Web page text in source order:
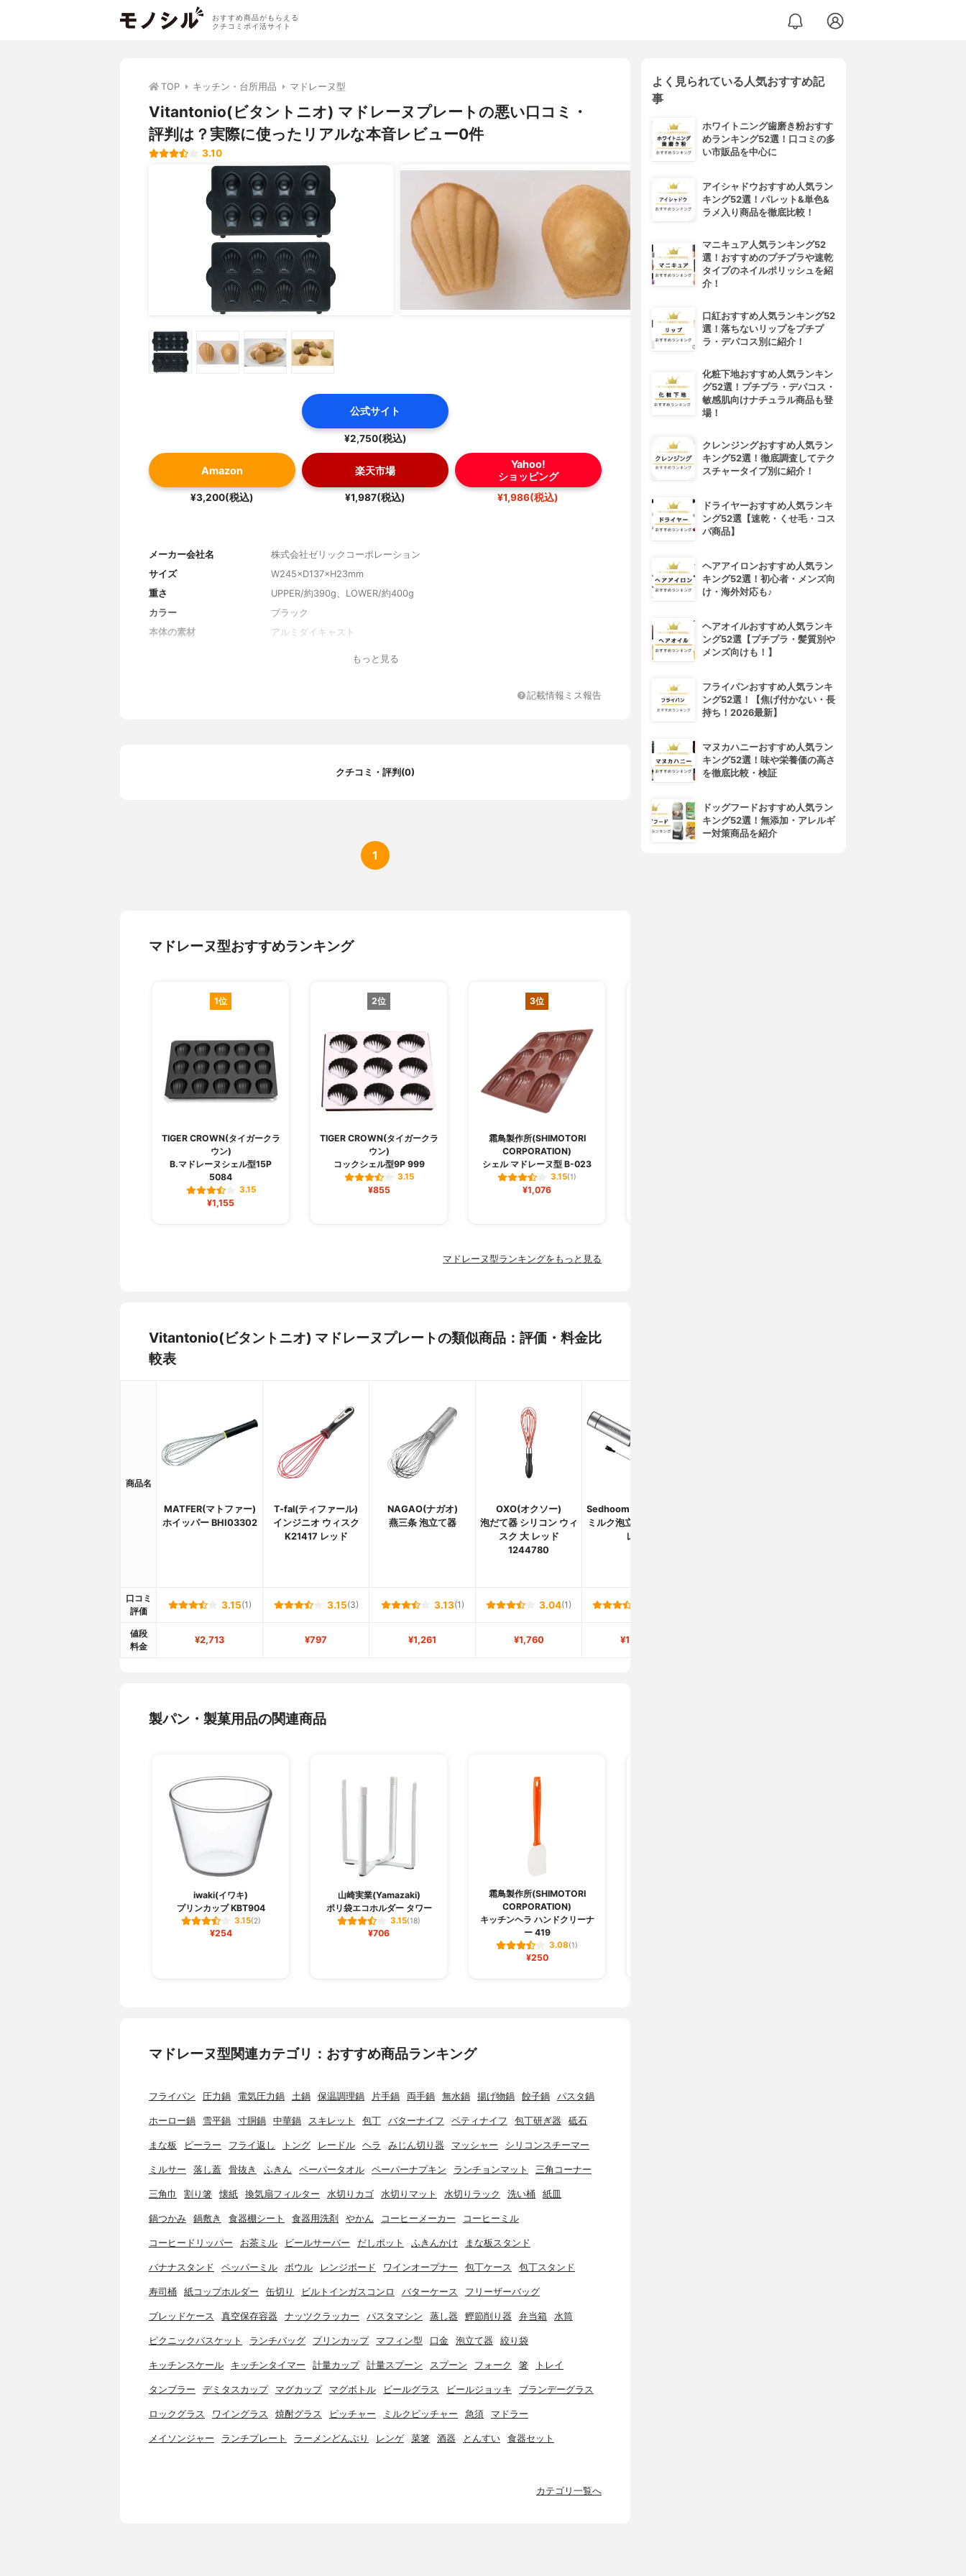
おすすめ商品がもらえる
クチコミポイ活サイト
TOP キッチン・台所用品 マドレーヌ型
Vitantonio(ビタントニオ) マドレーヌプレートの悪い口コミ・
評判は？実際に使ったリアルな本音レビュー0件
3.10
公式サイト
¥2,750(税込)
Amazon
¥3,200(税込)
楽天市場
¥1,987(税込)
Yahoo!
ショッピング
¥1,986(税込)
メーカー会社名
株式会社ゼリックコーポレーション
サイズ
W245×D137×H23mm
重さ
UPPER/約390g、LOWER/約400g
カラー
ブラック
本体の素材
アルミダイキャスト
もっと見る
記載情報ミス報告
クチコミ・評判(0)
1
マドレーヌ型おすすめランキング
1位
TIGER CROWN(タイガークラ
ウン)
B.マドレーヌシェル型15P
5084
3.15
¥1,155
2位
TIGER CROWN(タイガークラ
ウン)
コックシェル型9P 999
3.15
¥855
3位
霜鳥製作所(SHIMOTORI
CORPORATION)
シェル マドレーヌ型 B-023
3.15(1)
¥1,076
マドレーヌ型ランキングをもっと見る
Vitantonio(ビタントニオ) マドレーヌプレートの類似商品：評価・料金比
較表
商品名
MATFER(マトファー)
ホイッパー BHI03302
T-fal(ティファール)
インジニオ ウィスク
K21417 レッド
NAGAO(ナガオ)
燕三条 泡立て器
OXO(オクソー)
泡だて器 シリコン ウィ
スク 大 レッド
1244780
Sedhoom(セドゥーム)
ミルク泡立て器 ステン
レス
口コミ
評価
3.15(1) 3.15(3) 3.13(1) 3.04(1)
値段
料金
¥2,713 ¥797 ¥1,261 ¥1,760 ¥1,499
製パン・製菓用品の関連商品
iwaki(イワキ)
プリンカップ KBT904
3.15(2)
¥254
山崎実業(Yamazaki)
ポリ袋エコホルダー タワー
3.15(18)
¥706
霜鳥製作所(SHIMOTORI
CORPORATION)
キッチンヘラ ハンドクリーナ
ー 419
3.08(1)
¥250
マドレーヌ型関連カテゴリ：おすすめ商品ランキング
フライパン 圧力鍋 電気圧力鍋 土鍋 保温調理鍋 片手鍋 両手鍋 無水鍋 揚げ物鍋 餃子鍋 パスタ鍋
ホーロー鍋 雪平鍋 寸胴鍋 中華鍋 スキレット 包丁 バターナイフ ペティナイフ 包丁研ぎ器 砥石
まな板 ピーラー フライ返し トング レードル ヘラ みじん切り器 マッシャー シリコンスチーマー
ミルサー 落し蓋 骨抜き ふきん ペーパータオル ペーパーナプキン ランチョンマット 三角コーナー
三角巾 割り箸 懐紙 換気扇フィルター 水切りカゴ 水切りマット 水切りラック 洗い桶 紙皿
鍋つかみ 鍋敷き 食器棚シート 食器用洗剤 やかん コーヒーメーカー コーヒーミル
コーヒードリッパー お茶ミル ビールサーバー だしポット ふきんかけ まな板スタンド
バナナスタンド ペッパーミル ボウル レンジボード ワインオープナー 包丁ケース 包丁スタンド
寿司桶 紙コップホルダー 缶切り ビルトインガスコンロ バターケース フリーザーバッグ
ブレッドケース 真空保存容器 ナッツクラッカー パスタマシン 蒸し器 鰹節削り器 弁当箱 水筒
ピクニックバスケット ランチバッグ プリンカップ マフィン型 口金 泡立て器 絞り袋
キッチンスケール キッチンタイマー 計量カップ 計量スプーン スプーン フォーク 箸 トレイ
タンブラー デミタスカップ マグカップ マグボトル ビールグラス ビールジョッキ ブランデーグラス
ロックグラス ワイングラス 焼酎グラス ピッチャー ミルクピッチャー 急須 マドラー
メイソンジャー ランチプレート ラーメンどんぶり レンゲ 菜箸 酒器 とんすい 食器セット
カテゴリ一覧へ
よく見られている人気おすすめ記
事
ホワイトニング歯磨き粉おすす
めランキング52選！口コミの多
い市販品を中心に
アイシャドウおすすめ人気ラン
キング52選！パレット&単色&
ラメ入り商品を徹底比較！
マニキュア人気ランキング52
選！おすすめのプチプラや速乾
タイプのネイルポリッシュを紹
介！
口紅おすすめ人気ランキング52
選！落ちないリップをプチプ
ラ・デパコス別に紹介！
化粧下地おすすめ人気ランキン
グ52選！プチプラ・デパコス・
敏感肌向けナチュラル商品も登
場！
クレンジングおすすめ人気ラン
キング52選！徹底調査してテク
スチャータイプ別に紹介！
ドライヤーおすすめ人気ランキ
ング52選【速乾・くせ毛・コス
パ商品】
ヘアアイロンおすすめ人気ラン
キング52選！初心者・メンズ向
け・海外対応も♪
ヘアオイルおすすめ人気ランキ
ング52選【プチプラ・髪質別や
メンズ向けも！】
フライパンおすすめ人気ランキ
ング52選！【焦げ付かない・長
持ち！2026最新】
マヌカハニーおすすめ人気ラン
キング52選！味や栄養価の高さ
を徹底比較・検証
ドッグフードおすすめ人気ラン
キング52選！無添加・アレルギ
ー対策商品を紹介